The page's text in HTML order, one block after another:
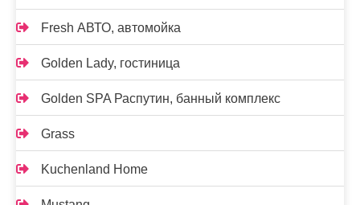
Fresh АВТО, автомойка
Golden Lady, гостиница
Golden SPA Распутин, банный комплекс
Grass
Kuchenland Home